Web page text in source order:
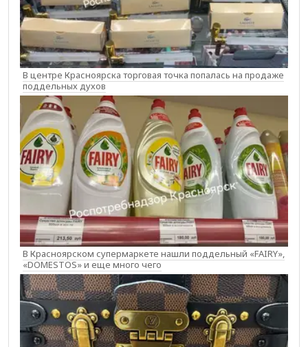
В центре Красноярска торговая точка попалась на продаже
поддельных духов
В Красноярском супермаркете нашли поддельный «FAIRY»,
«DOMESTOS» и еще много чего